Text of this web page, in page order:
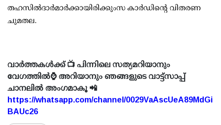
തഹസില്‍ദാര്‍മാര്‍ക്കായിരിക്കുംസ കാര്‍ഡിന്റെ വിതരണ
ചുമതല.
വാർത്തകൾക്ക് 📺 പിന്നിലെ സത്യമറിയാനും
വേഗത്തിൽ⌚ അറിയാനും ഞങ്ങളുടെ വാട്ട്സാപ്പ്
ചാനലിൽ അംഗമാകൂ 📲
https://whatsapp.com/channel/0029VaAscUeA89MdGi
BAUc26